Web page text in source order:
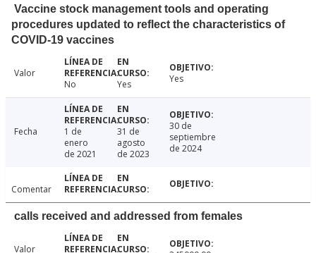
Vaccine stock management tools and operating
procedures updated to reflect the characteristics of
COVID-19 vaccines
Valor
No
Yes Yes
Fecha
1 de
enero
de 2021
31 de
agosto
de 2023
30 de
septiembre
de 2024
Comentar
calls received and addressed from females
Valor